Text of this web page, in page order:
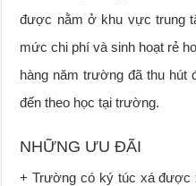
được nằm ở khu vực trung
mức chi phí và sinh hoạt rẻ
hàng năm trường đã thu hút
đến theo học tại trường.
NHỮNG ƯU ĐÃI
+ Trường có ký túc xá